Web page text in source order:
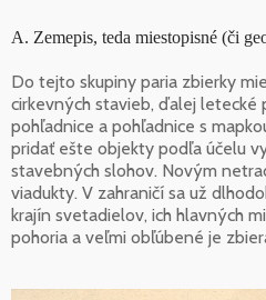
A. Zemepis, teda miestopisné (či
Do tejto skupiny paria zbierky
cirkevných stavieb, ďalej letecké
pohľadnice a pohľadnice s
pridať ešte objekty podľa účelu
stavebných slohov. Novým
viadukty. V zahraničí sa už
krajín svetadielov, ich hlavných
pohoria a veľmi obľúbené je